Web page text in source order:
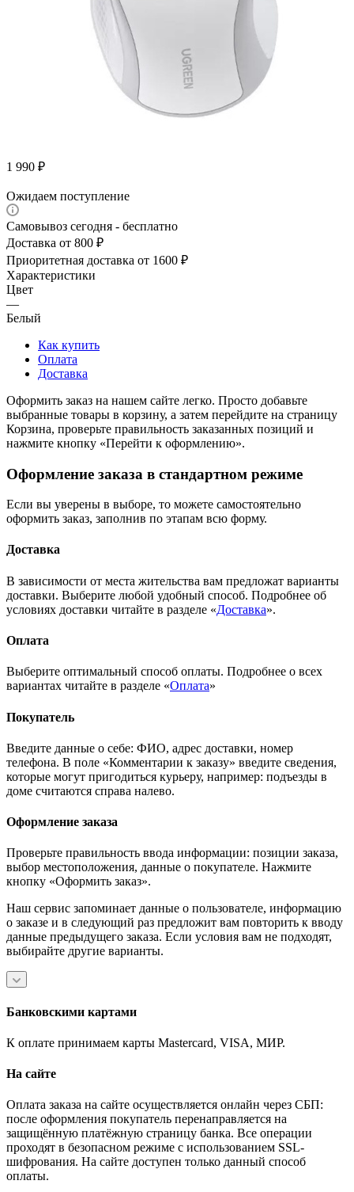
1 990 ₽
Ожидаем поступление
Самовывоз сегодня - бесплатно
Доставка от 800 ₽
Приоритетная доставка от 1600 ₽
Характеристики
Цвет
—
Белый
Как купить
Оплата
Доставка
Оформить заказ на нашем сайте легко. Просто добавьте
выбранные товары в корзину, а затем перейдите на страницу
Корзина, проверьте правильность заказанных позиций и
нажмите кнопку «Перейти к оформлению».
Оформление заказа в стандартном режиме
Если вы уверены в выборе, то можете самостоятельно
оформить заказ, заполнив по этапам всю форму.
Доставка
В зависимости от места жительства вам предложат варианты
доставки. Выберите любой удобный способ. Подробнее об
условиях доставки читайте в разделе «Доставка».
Оплата
Выберите оптимальный способ оплаты. Подробнее о всех
вариантах читайте в разделе «Оплата»
Покупатель
Введите данные о себе: ФИО, адрес доставки, номер
телефона. В поле «Комментарии к заказу» введите сведения,
которые могут пригодиться курьеру, например: подъезды в
доме считаются справа налево.
Оформление заказа
Проверьте правильность ввода информации: позиции заказа,
выбор местоположения, данные о покупателе. Нажмите
кнопку «Оформить заказ».
Наш сервис запоминает данные о пользователе, информацию
о заказе и в следующий раз предложит вам повторить к вводу
данные предыдущего заказа. Если условия вам не подходят,
выбирайте другие варианты.
Банковскими картами
К оплате принимаем карты Mastercard, VISA, МИР.
На сайте
Оплата заказа на сайте осуществляется онлайн через СБП:
после оформления покупатель перенаправляется на
защищённую платёжную страницу банка. Все операции
проходят в безопасном режиме с использованием SSL-
шифрования. На сайте доступен только данный способ
оплаты.